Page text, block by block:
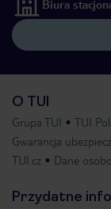
Biura
O TUI
Grupa TUI TUI
Gwarancja
TUI.cz
Dane
Przydatne